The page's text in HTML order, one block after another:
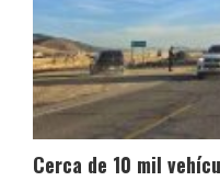
Cerca de 10 mil